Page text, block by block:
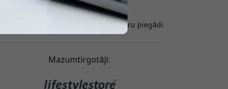
Garo Krikorian 2026-06-01
Ļoti jaukas lietas ar labu kvalitāti un ātru piegādi
Mazumtirgotāji: